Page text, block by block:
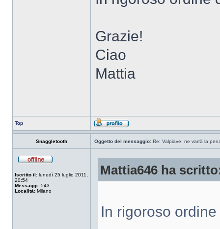
Grazie!
Ciao
Mattia
Top
Snaggletooth Oggetto del messaggio: Re: Valpiave, ne varrà la
Iscritto il: lunedì 25 luglio 2011,
20:54
Messaggi: 543
Località: Milano
Mattia646 ha
In rigoroso